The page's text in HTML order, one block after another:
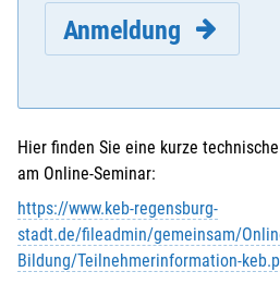
Anmeldung
E-Mail*:
Hier finden Sie eine kurze
am Online-Seminar:
https://www.keb-regensburg-
stadt.de/fileadmin/gemeinsam/
Bildung/Teilnehmerinformation-